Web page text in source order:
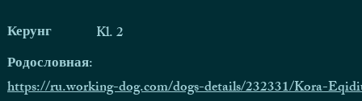
Керунг
Kl. 2
Родословная:
https://ru.working-dog.com/dogs-details/232331/Kora-